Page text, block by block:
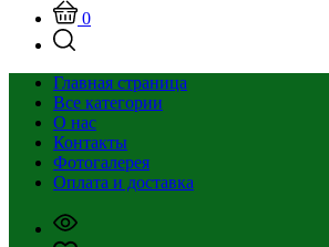
0
Главная страница
Все категории
О нас
Контакты
Фотогалерея
Оплата и доставка